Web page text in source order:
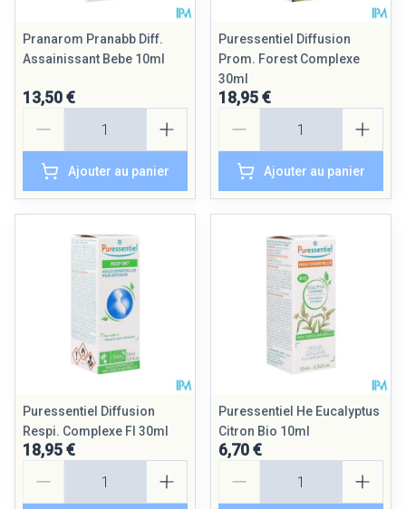
Pranarom Pranabb Diff.
Assainissant Bebe 10ml
13,50 €
Ajouter au panier
Puressentiel Diffusion
Prom. Forest Complexe
30ml
18,95 €
Ajouter au panier
Puressentiel Diffusion
Respi. Complexe Fl 30ml
18,95 €
Puressentiel He Eucalyptus
Citron Bio 10ml
6,70 €